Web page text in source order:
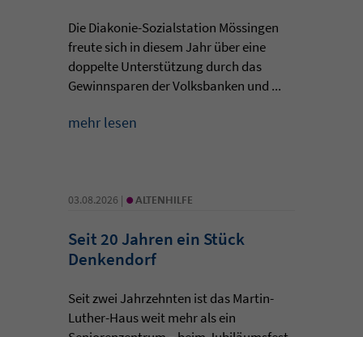
Die Diakonie-Sozialstation Mössingen
freute sich in diesem Jahr über eine
doppelte Unterstützung durch das
Gewinnsparen der Volksbanken und ...
mehr lesen
03.08.2026 | • ALTENHILFE
Seit 20 Jahren ein Stück
Denkendorf
Seit zwei Jahrzehnten ist das Martin-
Luther-Haus weit mehr als ein